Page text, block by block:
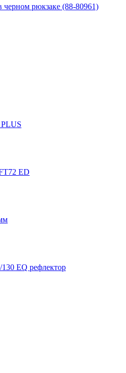
черном рюкзаке (88-80961)
ED
130 EQ рефлектор